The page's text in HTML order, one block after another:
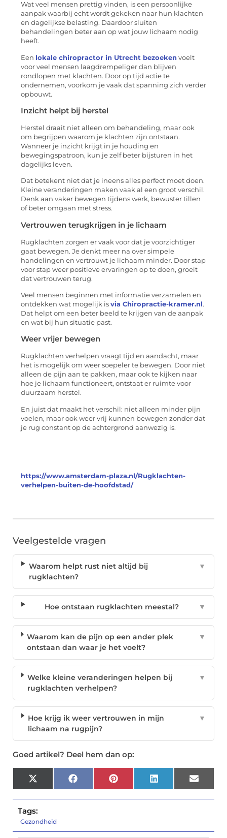
Wat veel mensen prettig vinden, is een persoonlijke
aanpak waarbij echt wordt gekeken naar hun klachten
en dagelijkse belasting. Daardoor sluiten
behandelingen beter aan op wat jouw lichaam nodig
heeft.
Een lokale chiropractor in Utrecht bezoeken voelt
voor veel mensen laagdrempeliger dan blijven
rondlopen met klachten. Door op tijd actie te
ondernemen, voorkom je vaak dat spanning zich verder
opbouwt.
Inzicht helpt bij herstel
Herstel draait niet alleen om behandeling, maar ook
om begrijpen waarom je klachten zijn ontstaan.
Wanneer je inzicht krijgt in je houding en
bewegingspatroon, kun je zelf beter bijsturen in het
dagelijks leven.
Dat betekent niet dat je ineens alles perfect moet doen.
Kleine veranderingen maken vaak al een groot verschil.
Denk aan vaker bewegen tijdens werk, bewuster tillen
of beter omgaan met stress.
Vertrouwen terugkrijgen in je lichaam
Rugklachten zorgen er vaak voor dat je voorzichtiger
gaat bewegen. Je denkt meer na over simpele
handelingen en vertrouwt je lichaam minder. Door stap
voor stap weer positieve ervaringen op te doen, groeit
dat vertrouwen terug.
Veel mensen beginnen met informatie verzamelen en
ontdekken wat mogelijk is via Chiropractie-kramer.nl.
Dat helpt om een beter beeld te krijgen van de aanpak
en wat bij hun situatie past.
Weer vrijer bewegen
Rugklachten verhelpen vraagt tijd en aandacht, maar
het is mogelijk om weer soepeler te bewegen. Door niet
alleen de pijn aan te pakken, maar ook te kijken naar
hoe je lichaam functioneert, ontstaat er ruimte voor
duurzaam herstel.
En juist dat maakt het verschil: niet alleen minder pijn
voelen, maar ook weer vrij kunnen bewegen zonder dat
je rug constant op de achtergrond aanwezig is.
https://www.amsterdam-plaza.nl/Rugklachten-
verhelpen-buiten-de-hoofdstad/
Veelgestelde vragen
Waarom helpt rust niet altijd bij
rugklachten?
▼
Hoe ontstaan rugklachten meestal? ▼
Waarom kan de pijn op een ander plek
ontstaan dan waar je het voelt?
▼
Welke kleine veranderingen helpen bij
rugklachten verhelpen?
▼
Hoe krijg ik weer vertrouwen in mijn
lichaam na rugpijn?
▼
Goed artikel? Deel hem dan op:
X
(Twitter)
Facebook Pinterest LinkedIn Email
Tags:
Gezondheid